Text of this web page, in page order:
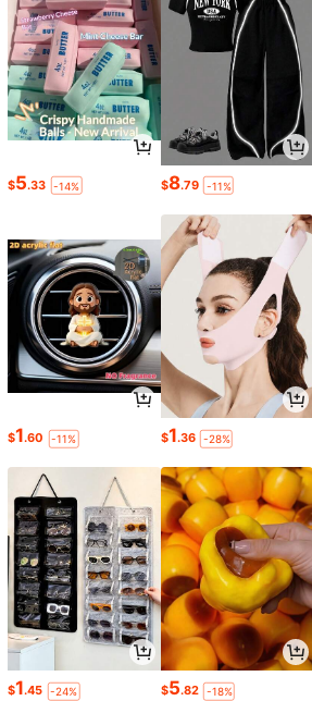
$5.33 -14% $8.79 -11%
$1.60 -11% $1.36 -28%
$1.45 -24% $5.82 -18%